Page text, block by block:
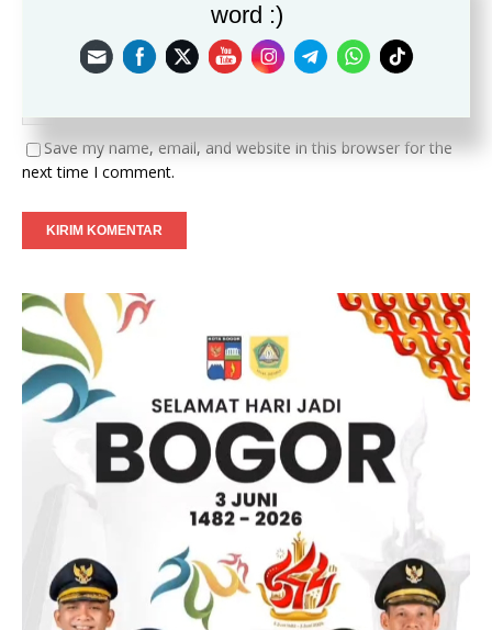
Save my name, email, and website in this browser for the
next time I comment.
word :)